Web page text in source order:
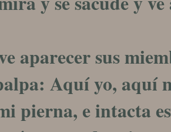
aparecer sus
Aquí yo, aquí
pierna, e intacta